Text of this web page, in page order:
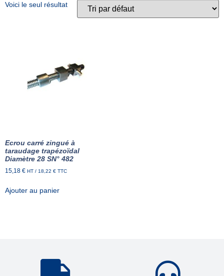
Voici le seul résultat
Ecrou carré zingué à
taraudage trapézoïdal
Diamètre 28 SN° 482
15,18 € HT / 18,22 € TTC
Ajouter au panier